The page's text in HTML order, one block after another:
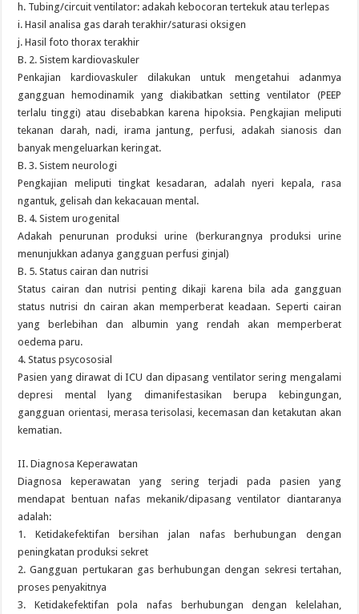
h. Tubing/circuit ventilator: adakah kebocoran tertekuk atau terlepas
i. Hasil analisa gas darah terakhir/saturasi oksigen
j. Hasil foto thorax terakhir
B. 2. Sistem kardiovaskuler
Penkajian kardiovaskuler dilakukan untuk mengetahui adanmya
gangguan hemodinamik yang diakibatkan setting ventilator (PEEP
terlalu tinggi) atau disebabkan karena hipoksia. Pengkajian meliputi
tekanan darah, nadi, irama jantung, perfusi, adakah sianosis dan
banyak mengeluarkan keringat.
B. 3. Sistem neurologi
Pengkajian meliputi tingkat kesadaran, adalah nyeri kepala, rasa
ngantuk, gelisah dan kekacauan mental.
B. 4. Sistem urogenital
Adakah penurunan produksi urine (berkurangnya produksi urine
menunjukkan adanya gangguan perfusi ginjal)
B. 5. Status cairan dan nutrisi
Status cairan dan nutrisi penting dikaji karena bila ada gangguan
status nutrisi dn cairan akan memperberat keadaan. Seperti cairan
yang berlebihan dan albumin yang rendah akan memperberat
oedema paru.
4. Status psycososial
Pasien yang dirawat di ICU dan dipasang ventilator sering mengalami
depresi mental lyang dimanifestasikan berupa kebingungan,
gangguan orientasi, merasa terisolasi, kecemasan dan ketakutan akan
kematian.
II. Diagnosa Keperawatan
Diagnosa keperawatan yang sering terjadi pada pasien yang
mendapat bentuan nafas mekanik/dipasang ventilator diantaranya
adalah:
1. Ketidakefektifan bersihan jalan nafas berhubungan dengan
peningkatan produksi sekret
2. Gangguan pertukaran gas berhubungan dengan sekresi tertahan,
proses penyakitnya
3. Ketidakefektifan pola nafas berhubungan dengan kelelahan,